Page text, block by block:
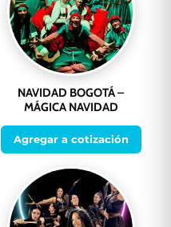
NAVIDAD BOGOTÁ –
MÁGICA NAVIDAD
Agregar a cotización